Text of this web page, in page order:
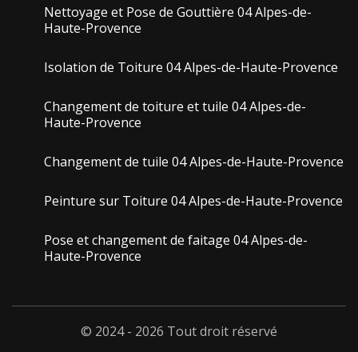
Nettoyage et Pose de Gouttière 04 Alpes-de-
Haute-Provence
Isolation de Toiture 04 Alpes-de-Haute-Provence
Changement de toiture et tuile 04 Alpes-de-
Haute-Provence
Changement de tuile 04 Alpes-de-Haute-Provence
Peinture sur Toiture 04 Alpes-de-Haute-Provence
Pose et changement de faitage 04 Alpes-de-
Haute-Provence
© 2024 - 2026 Tout droit réservé